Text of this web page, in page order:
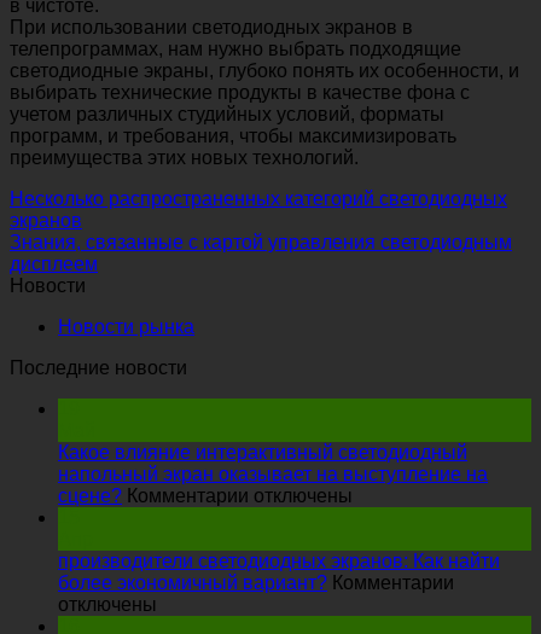
в чистоте.
При использовании светодиодных экранов в
телепрограммах, нам нужно выбрать подходящие
светодиодные экраны, глубоко понять их особенности, и
выбирать технические продукты в качестве фона с
учетом различных студийных условий, форматы
программ, и требования, чтобы максимизировать
преимущества этих новых технологий.
Несколько распространенных категорий светодиодных
экранов
Знания, связанные с картой управления светодиодным
дисплеем
Новости
Новости рынка
Последние новости
Какое влияние интерактивный светодиодный
напольный экран оказывает на выступление на
сцене? Комментарии отключены
интерактивный
светодиодный
производители светодиодных экранов: Как найти
более экономичный вариант? Комментарии
отключены